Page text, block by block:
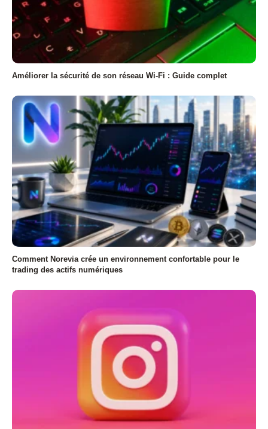
Améliorer la sécurité de son réseau Wi-Fi : Guide complet
Comment Norevia crée un environnement confortable pour le
trading des actifs numériques